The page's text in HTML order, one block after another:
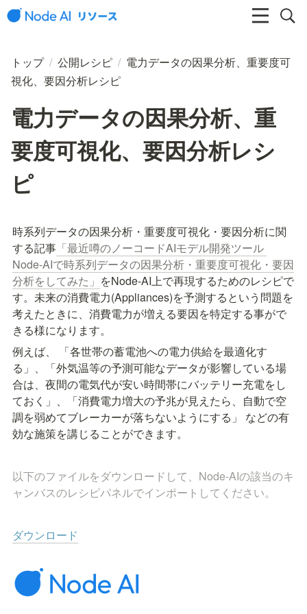
トップ / 公開レシピ / 電力データの因果分析、重要度可
視化、要因分析レシピ
電力データの因果分析、重
要度可視化、要因分析レシ
ピ
時系列データの因果分析・重要度可視化・要因分析に関
する記事 「最近噂のノーコードAIモデル開発ツール
Node-AIで時系列データの因果分析・重要度可視化・要因
分析をしてみた」 をNode-AI上で再現するためのレシピで
す。未来の消費電力(Appliances)を予測するという問題を
考えたときに、消費電力が増える要因を特定する事がで
きる様になります。
例えば、 「各世帯の蓄電池への電力供給を最適化す
る」、「外気温等の予測可能なデータが影響している場
合は、夜間の電気代が安い時間帯にバッテリー充電をし
ておく」、「消費電力増大の予兆が見えたら、自動で空
調を弱めてブレーカーが落ちないようにする」 などの有
効な施策を講じることができます。
以下のファイルをダウンロードして、Node-AIの該当のキ
ャンバスのレシピパネルでインポートしてください。
ダウンロード